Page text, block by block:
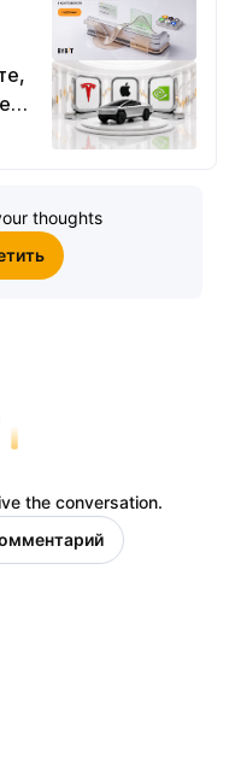
thoughts
the conversation.